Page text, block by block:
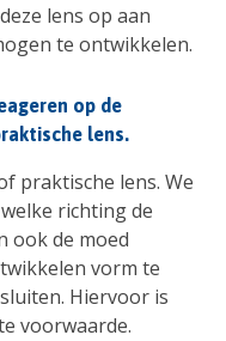
lens op aan
te ontwikkelen.
op de
lens.
praktische lens. We
richting de
ook de moed
vorm te
Hiervoor is
voorwaarde.